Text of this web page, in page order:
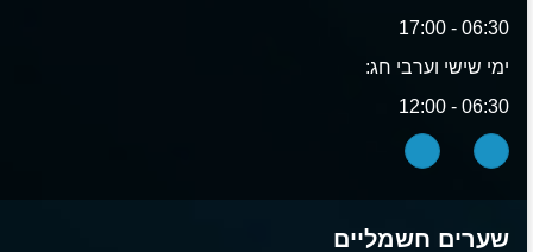
06:30 - 17:00
ימי שישי וערבי חג:
06:30 - 12:00
שערים חשמליים